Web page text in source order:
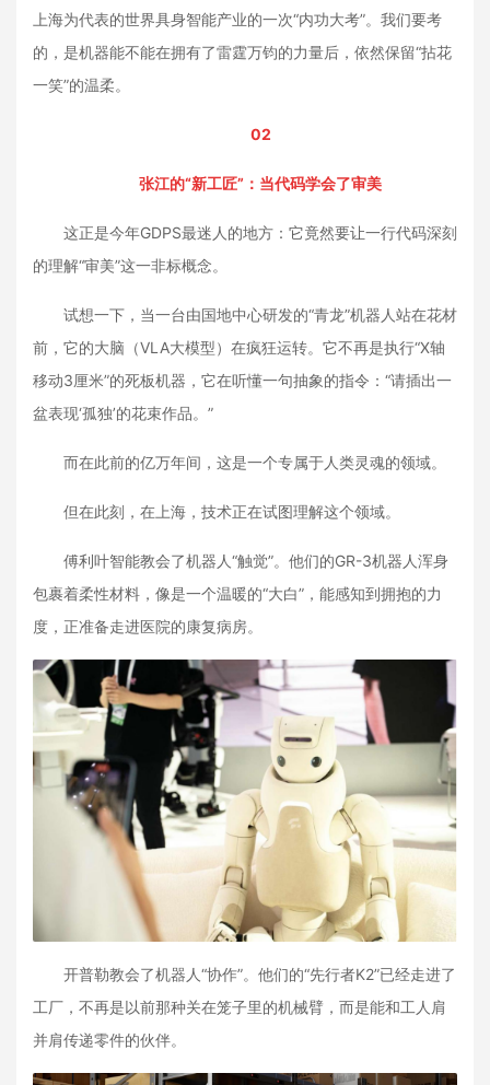
上海为代表的世界具身智能产业的一次“内功大考”。我们要考
的，是机器能不能在拥有了雷霆万钧的力量后，依然保留“拈花
一笑”的温柔。
02
张江的“新工匠”：当代码学会了审美
这正是今年GDPS最迷人的地方：它竟然要让一行代码深刻
的理解“审美”这一非标概念。
试想一下，当一台由国地中心研发的“青龙”机器人站在花材
前，它的大脑（VLA大模型）在疯狂运转。它不再是执行“X轴
移动3厘米”的死板机器，它在听懂一句抽象的指令：“请插出一
盆表现‘孤独’的花束作品。”
而在此前的亿万年间，这是一个专属于人类灵魂的领域。
但在此刻，在上海，技术正在试图理解这个领域。
傅利叶智能教会了机器人“触觉”。他们的GR-3机器人浑身
包裹着柔性材料，像是一个温暖的“大白”，能感知到拥抱的力
度，正准备走进医院的康复病房。
开普勒教会了机器人“协作”。他们的“先行者K2”已经走进了
工厂，不再是以前那种关在笼子里的机械臂，而是能和工人肩
并肩传递零件的伙伴。